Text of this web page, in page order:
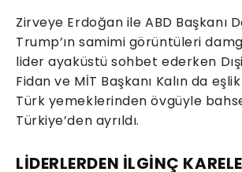
Zirveye Erdoğan ile ABD Başkanı
Trump’ın samimi görüntüleri
lider ayaküstü sohbet ederken
Fidan ve MİT Başkanı Kalın da
Türk yemeklerinden övgüyle
Türkiye’den ayrıldı.
LİDERLERDEN İLGİNÇ